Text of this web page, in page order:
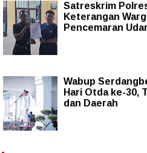
Satreskrim
Keterangan
Pencemaran
Wabup
Hari Otda ke-30,
dan Daerah